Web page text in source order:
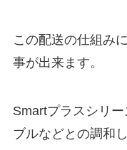
この配送の仕組み
事が出来ます。
Smartプラスシリ
ブルなどとの調和